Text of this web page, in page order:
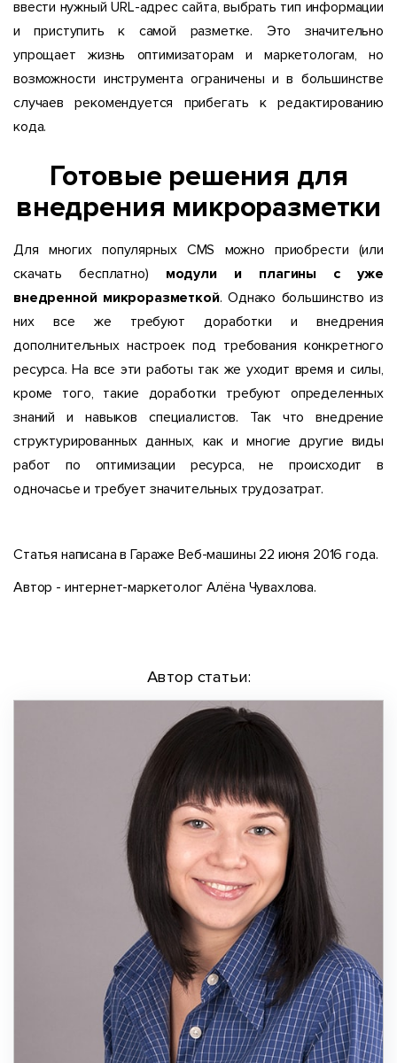
ввести нужный URL-адрес сайта, выбрать тип информации
и приступить к самой разметке. Это значительно
упрощает жизнь оптимизаторам и маркетологам, но
возможности инструмента ограничены и в большинстве
случаев рекомендуется прибегать к редактированию
кода.
Готовые решения для
внедрения микроразметки
Для многих популярных CMS можно приобрести (или
скачать бесплатно) модули и плагины с уже
внедренной микроразметкой. Однако большинство из
них все же требуют доработки и внедрения
дополнительных настроек под требования конкретного
ресурса. На все эти работы так же уходит время и силы,
кроме того, такие доработки требуют определенных
знаний и навыков специалистов. Так что внедрение
структурированных данных, как и многие другие виды
работ по оптимизации ресурса, не происходит в
одночасье и требует значительных трудозатрат.
Статья написана в Гараже Веб-машины 22 июня 2016 года.
Автор - интернет-маркетолог Алёна Чувахлова.
Автор статьи: